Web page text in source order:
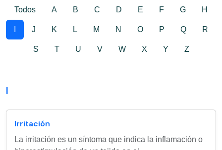
Todos A B C D E F G H
J K L M N O P Q R
S T U V W X Y Z
I
Irritación
La irritación es un síntoma que indica la inflamación o